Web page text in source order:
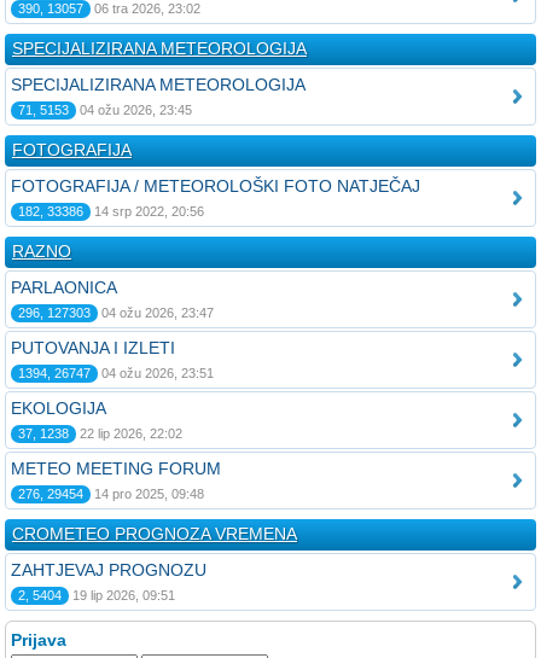
390, 13057 06 tra 2026, 23:02
SPECIJALIZIRANA METEOROLOGIJA
SPECIJALIZIRANA METEOROLOGIJA
71, 5153 04 ožu 2026, 23:45
FOTOGRAFIJA
FOTOGRAFIJA / METEOROLOŠKI FOTO NATJEČAJ
182, 33386 14 srp 2022, 20:56
RAZNO
PARLAONICA
296, 127303 04 ožu 2026, 23:47
PUTOVANJA I IZLETI
1394, 26747 04 ožu 2026, 23:51
EKOLOGIJA
37, 1238 22 lip 2026, 22:02
METEO MEETING FORUM
276, 29454 14 pro 2025, 09:48
CROMETEO PROGNOZA VREMENA
ZAHTJEVAJ PROGNOZU
2, 5404 19 lip 2026, 09:51
Prijava